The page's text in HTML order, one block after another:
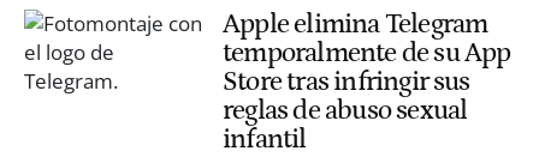
Apple elimina Telegram
temporalmente de su App
Store tras infringir sus
reglas de abuso sexual
infantil